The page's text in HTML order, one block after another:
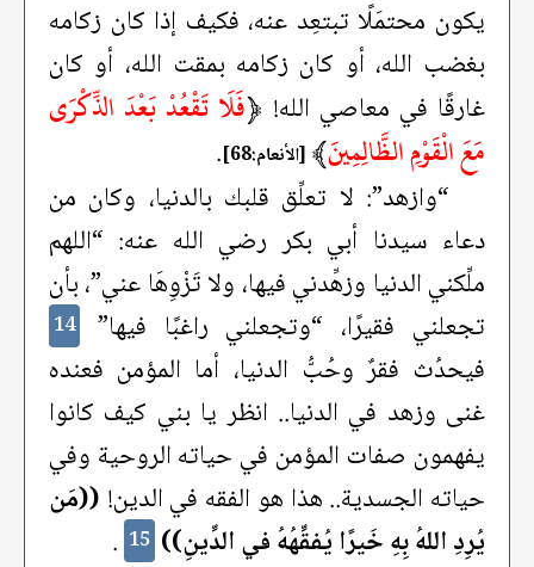
يكون محتمَلًا تبتعِد عنه، فكيف إذا كان زكامه
بغضب الله، أو كان زكامه بمقت الله، أو كان
غارقًا في معاصي الله! ﴿فَلَا تَقْعُدْ بَعْدَ الذِّكْرَى
مَعَ الْقَوْمِ الظَّالِمِينَ﴾ [الأنعام:68]
.
“وازهد”: لا تعلِّق قلبك بالدنيا، وكان من
دعاء سيدنا أبي بكر رضي الله عنه: “اللهم
ملِّكني الدنيا وزهِّدني فيها، ولا تَزْوِهَا عني”، بأن
تجعلني فقيرًا، “وتجعلني راغبًا فيها”
14
فيحدُث فقرٌ وحُبُّ الدنيا، أما المؤمن فعنده
غنى وزهد في الدنيا.. انظر يا بني كيف كانوا
يفهمون صفات المؤمن في حياته الروحية وفي
حياته الجسدية.. هذا هو الفقه في الدين! ((مَن
يُرِدِ اللهُ بِهِ خَيرًا يُفقِّهُهُ في الدِّينِ)) 15
.